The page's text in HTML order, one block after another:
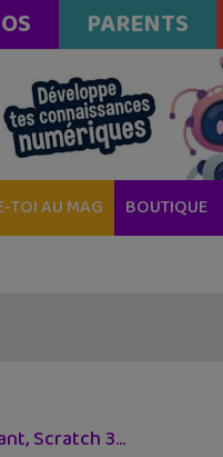
PARENTS
TOI AU MAG BOUTIQUE
Scratch 3...